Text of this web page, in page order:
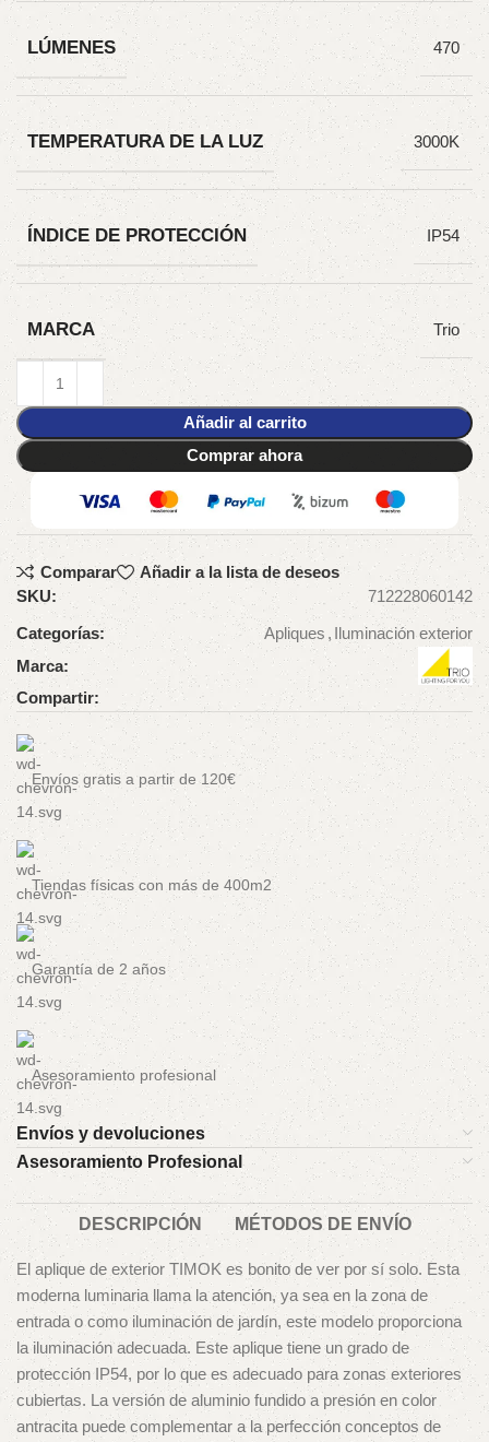
LÚMENES 470
TEMPERATURA DE LA LUZ 3000K
ÍNDICE DE PROTECCIÓN IP54
MARCA Trio
Añadir al carrito
Comprar ahora
Comparar
Añadir a la lista de deseos
SKU:
712228060142
Categorías:
Apliques ,
Iluminación exterior
Marca:
Compartir:
Envíos gratis a partir de 120€
Tiendas físicas con más de 400m2
Garantía de 2 años
Asesoramiento profesional
Envíos y devoluciones
Asesoramiento Profesional
DESCRIPCIÓN MÉTODOS DE ENVÍO
El aplique de exterior TIMOK es bonito de ver por sí solo. Esta
moderna luminaria llama la atención, ya sea en la zona de
entrada o como iluminación de jardín, este modelo proporciona
la iluminación adecuada. Este aplique tiene un grado de
protección IP54, por lo que es adecuado para zonas exteriores
cubiertas. La versión de aluminio fundido a presión en color
antracita puede complementar a la perfección conceptos de